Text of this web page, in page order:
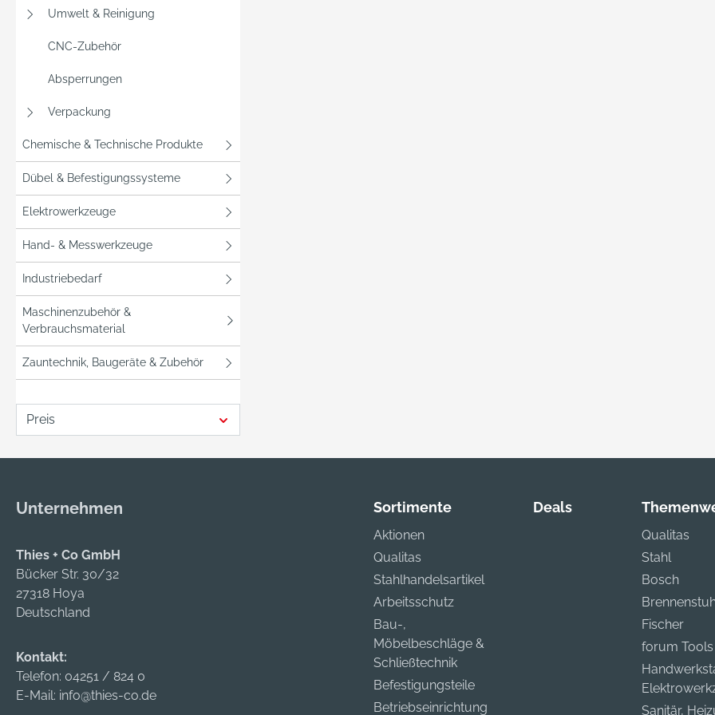
Umwelt & Reinigung
CNC-Zubehör
Absperrungen
Verpackung
Chemische & Technische Produkte
Dübel & Befestigungssysteme
Elektrowerkzeuge
Hand- & Messwerkzeuge
Industriebedarf
Maschinenzubehör &
Verbrauchsmaterial
Zauntechnik, Baugeräte & Zubehör
Preis
öffentliche Bereiche
Datenschutzanforderu
ngen. Darüber hinaus
ist sie kompatibel mit
der Smartvest Funk-
Alarmanlage und der
ABUS One App.
Unternehmen
Thies + Co GmbH
Bücker Str. 30/32
27318 Hoya
Deutschland
Kontakt:
Telefon: 04251 / 824 0
E-Mail: info@thies-co.de
Sortimente
Aktionen
Qualitas
Stahlhandelsartikel
Arbeitsschutz
Bau-,
Möbelbeschläge &
Schließtechnik
Befestigungsteile
Betriebseinrichtung
Deals
Qualitas
Stahl
Bosch
Fischer
forum Tools
Sanitär,